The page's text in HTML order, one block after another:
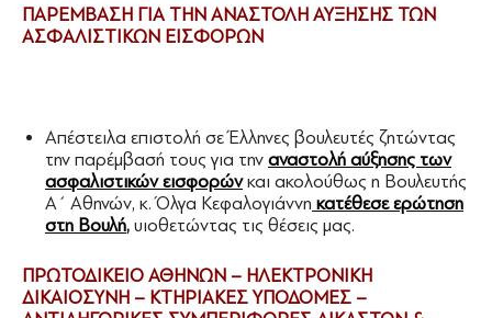
ΠΑΡΕΜΒΑΣΗ ΓΙΑ ΤΗΝ ΑΝΑΣΤΟΛΗ ΑΥΞΗΣΗΣ ΤΩΝ
ΑΣΦΑΛΙΣΤΙΚΩΝ ΕΙΣΦΟΡΩΝ
Απέστειλα επιστολή σε Έλληνες βουλευτές ζητώντας
την παρέμβασή τους για την αναστολή αύξησης των
ασφαλιστικών εισφορώνκαι ακολούθως η Βουλευτής
Α΄ Αθηνών, κ. Όλγα Κεφαλογιάννη κατέθεσε ερώτηση
στη Βουλή, υιοθετώντας τις θέσεις μας.
ΠΡΩΤΟΔΙΚΕΙΟ ΑΘΗΝΩΝ – ΗΛΕΚΤΡΟΝΙΚΗ
ΔΙΚΑΙΟΣΥΝΗ – ΚΤΗΡΙΑΚΕΣ ΥΠΟΔΟΜΕΣ –